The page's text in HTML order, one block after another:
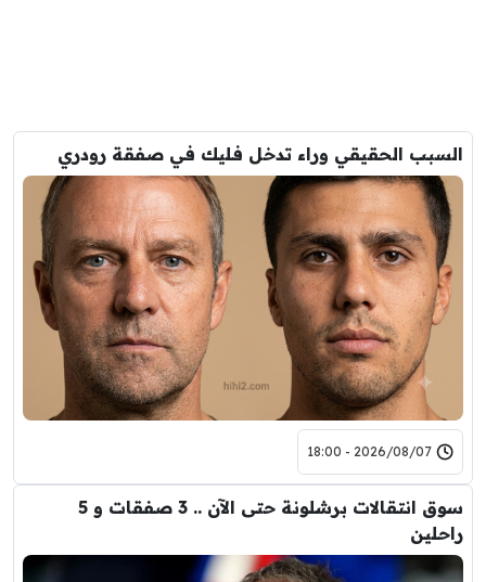
السبب الحقيقي وراء تدخل فليك في صفقة رودري
2026/08/07 - 18:00
سوق انتقالات برشلونة حتى الآن .. 3 صفقات و 5
راحلين